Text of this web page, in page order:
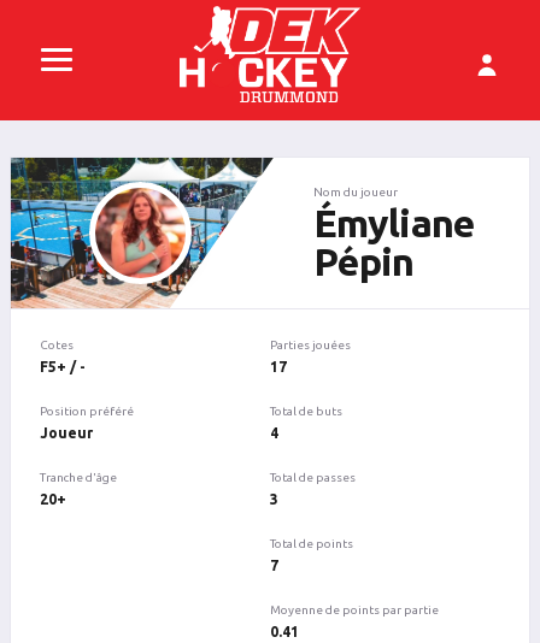
Nom du joueur
Émyliane
Pépin
Cotes
F5+ / -
Position préféré
Joueur
Tranche d'âge
20+
Parties jouées
17
Total de buts
4
Total de passes
3
Total de points
7
Moyenne de points par partie
0.41